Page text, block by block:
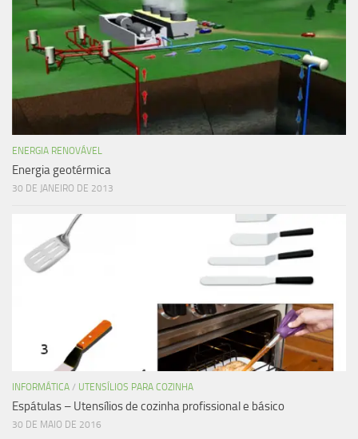
ENERGIA RENOVÁVEL
Energia geotérmica
30 DE JANEIRO DE 2013
INFORMÁTICA / UTENSÍLIOS PARA COZINHA
Espátulas – Utensílios de cozinha profissional e básico
30 DE MAIO DE 2016